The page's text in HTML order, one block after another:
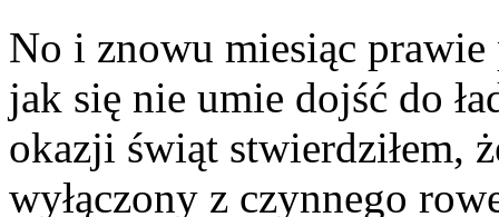
No i znowu miesiąc
jak się nie umie dojść do
okazji świąt stwierdziłem,
wyłączony z czynnego